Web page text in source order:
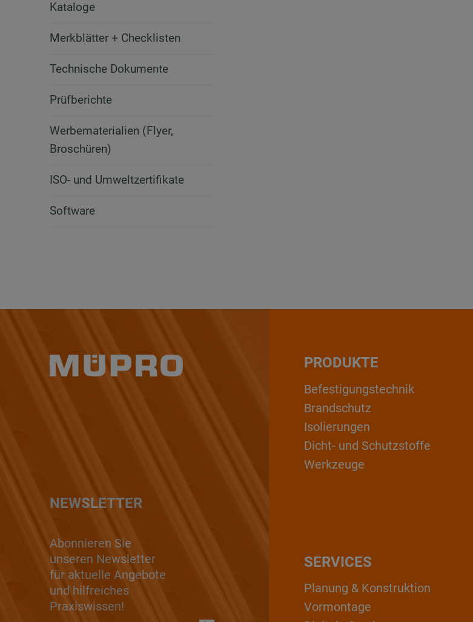
Kataloge
Merkblätter + Checklisten
Technische Dokumente
Prüfberichte
Werbematerialien (Flyer,
Broschüren)
ISO- und Umweltzertifikate
Software
NEWSLETTER
Abonnieren Sie
unseren Newsletter
für aktuelle Angebote
und hilfreiches
Praxiswissen!
PRODUKTE
Befestigungstechnik
Brandschutz
Isolierungen
Dicht- und Schutzstoffe
Werkzeuge
SERVICES
Planung & Konstruktion
Vormontage